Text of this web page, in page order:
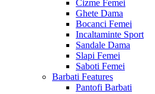
Cizme Femei
Ghete Dama
Bocanci Femei
Incaltaminte Sport
Sandale Dama
Slapi Femei
Saboti Femei
Barbati Features
Pantofi Barbati